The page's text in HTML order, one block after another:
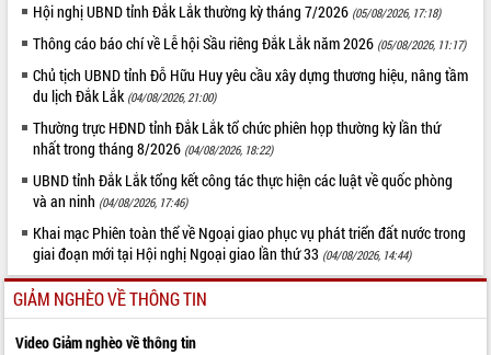
Hội nghị UBND tỉnh Đắk Lắk thường kỳ tháng 7/2026 (05/08/2026, 17:18)
Thông cáo báo chí về Lễ hội Sầu riêng Đắk Lắk năm 2026 (05/08/2026, 11:17)
Chủ tịch UBND tỉnh Đỗ Hữu Huy yêu cầu xây dựng thương hiệu, nâng tầm
du lịch Đắk Lắk (04/08/2026, 21:00)
Thường trực HĐND tỉnh Đắk Lắk tổ chức phiên họp thường kỳ lần thứ
nhất trong tháng 8/2026 (04/08/2026, 18:22)
UBND tỉnh Đắk Lắk tổng kết công tác thực hiện các luật về quốc phòng
và an ninh (04/08/2026, 17:46)
Khai mạc Phiên toàn thể về Ngoại giao phục vụ phát triển đất nước trong
giai đoạn mới tại Hội nghị Ngoại giao lần thứ 33 (04/08/2026, 14:44)
GIẢM NGHÈO VỀ THÔNG TIN
Video Giảm nghèo về thông tin